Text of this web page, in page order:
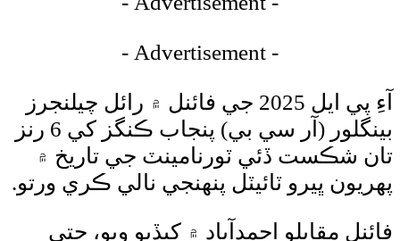
آءِ پي ايل 2025 جي فائنل ۾ رائل چيلنجرز
بينگلور (آر سي بي) پنجاب ڪنگز کي 6 رنز
ڏئي ٽورنامينٽ جي تاريخ ۾
ڀيرو ٽائيٽل پنهنجي نالي ڪري ورتو.
مقابلو احمدآباد ۾ کيڏيو ويو، جتي